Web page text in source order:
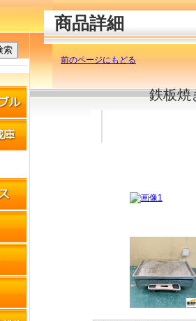
商品詳細
前のページにもどる
鉄板